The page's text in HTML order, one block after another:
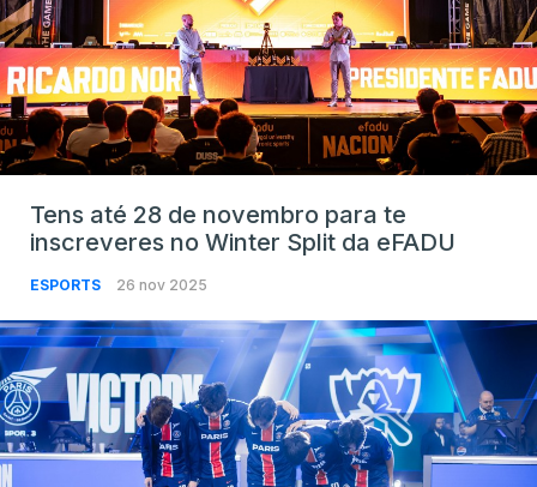
Tens até 28 de novembro para te
inscreveres no Winter Split da eFADU
ESPORTS 26 nov 2025